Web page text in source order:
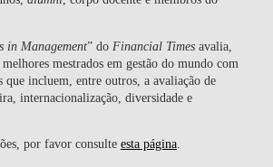
in Management” do Financial Timesavalia,
mestrados em gestão do mundo com
que incluem, entre outros, a avaliação de
internacionalização, diversidade e
por favor consulte esta página.